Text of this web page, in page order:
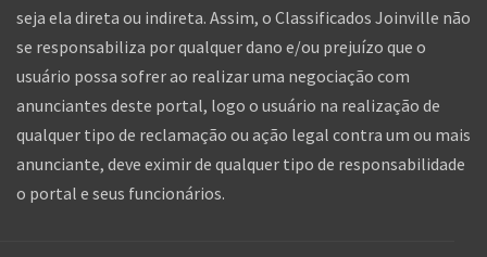
seja ela direta ou indireta. Assim, o Classificados Joinville não
se responsabiliza por qualquer dano e/ou prejuízo que o
usuário possa sofrer ao realizar uma negociação com
anunciantes deste portal, logo o usuário na realização de
qualquer tipo de reclamação ou ação legal contra um ou mais
anunciante, deve eximir de qualquer tipo de responsabilidade
o portal e seus funcionários.